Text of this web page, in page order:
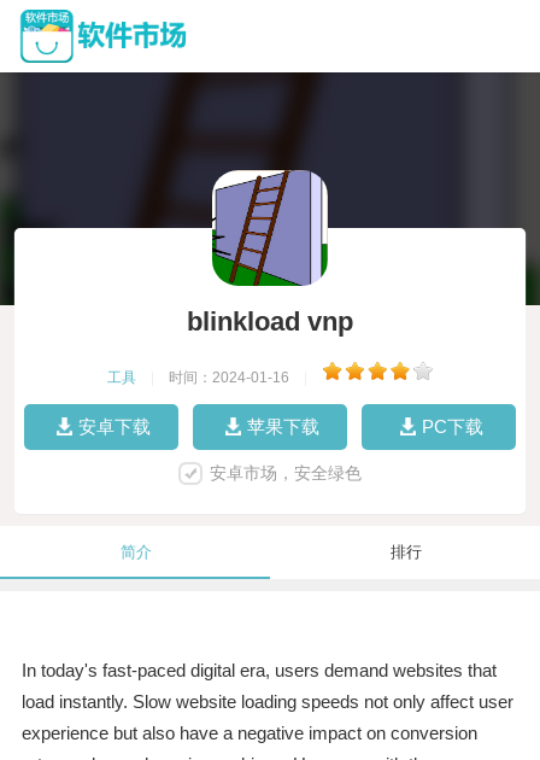
blinkload vnp
工具 时间：2024-01-16
安卓下载 苹果下载 PC下载
安卓市场，安全绿色
简介 排行
In today's fast-paced digital era, users demand websites that
load instantly. Slow website loading speeds not only affect user
experience but also have a negative impact on conversion